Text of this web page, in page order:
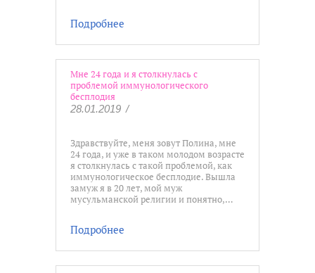
Подробнее
Мне 24 года и я столкнулась с
проблемой иммунологического
бесплодия
28.01.2019 /
Здравствуйте, меня зовут Полина, мне
24 года, и уже в таком молодом возрасте
я столкнулась с такой проблемой, как
иммунологическое бесплодие. Вышла
замуж я в 20 лет, мой муж
мусульманской религии и понятно,…
Подробнее